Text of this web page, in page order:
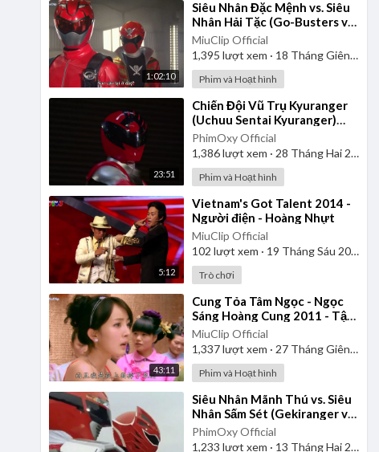
1:02:10
⁣Siêu Nhân Đặc Mệnh vs. Siêu
Nhân Hải Tặc (Go-Busters vs.
Gokaiger) | Vietsub
MiuClip Official
1,395 lượt xem · 18 Tháng Giêng 2025
Phim và Hoạt hình
23:51
⁣Chiến Đội Vũ Trụ Kyuranger
(Uchuu Sentai Kyuranger)
2017 - Tập 1 | Thuyết Minh
PhimOxy Official
1,386lượt xem · 28 Tháng Hai 2025
Phim và Hoạt hình
5:12
⁣Vietnam's Got Talent 2014 -
Người điện - Hoàng Nhựt
MiuClip Official
102 lượt xem · 19 Tháng Sáu 2025
Trò chơi
43:11
⁣Cung Tỏa Tâm Ngọc - Ngọc
Sáng Hoàng Cung 2011 - Tập
1 | Thuyết Minh
MiuClip Official
1,337lượt xem · 27 Tháng Giêng 2025
Phim và Hoạt hình
⁣Siêu Nhân Mãnh Thú vs. Siêu
Nhân Sấm Sét (Gekiranger vs.
Boukenger) 2008 | Vietsub
PhimOxy Official
1,233 lượt xem · 13 Tháng Hai 2025